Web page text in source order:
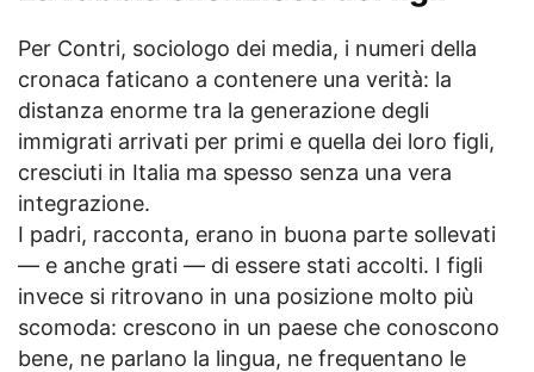
Per Contri, sociologo dei media, i numeri della
cronaca faticano a contenere una verità: la
distanza enorme tra la generazione degli
immigrati arrivati per primi e quella dei loro figli,
cresciuti in Italia ma spesso senza una vera
integrazione.
I padri, racconta, erano in buona parte sollevati
— e anche grati — di essere stati accolti. I figli
invece si ritrovano in una posizione molto più
scomoda: crescono in un paese che conoscono
bene, ne parlano la lingua, ne frequentano le